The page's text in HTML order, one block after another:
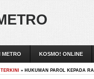
METRO KOSMO! ONLINE
» HUKUMAN PAROL KEPADA